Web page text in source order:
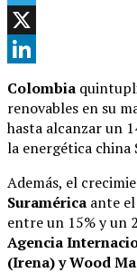
Telegram
X
Colombia
renovables en su
hasta alcanzar un
la energética china
Además, el
Suramérica ante
entre un 15% y un
Agencia
(Irena) y Wood